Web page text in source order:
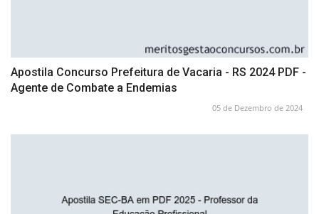
Apostila Concurso Prefeitura de Vacaria - RS 2024 PDF -
Agente de Combate a Endemias
05 de Dezembro de 2024